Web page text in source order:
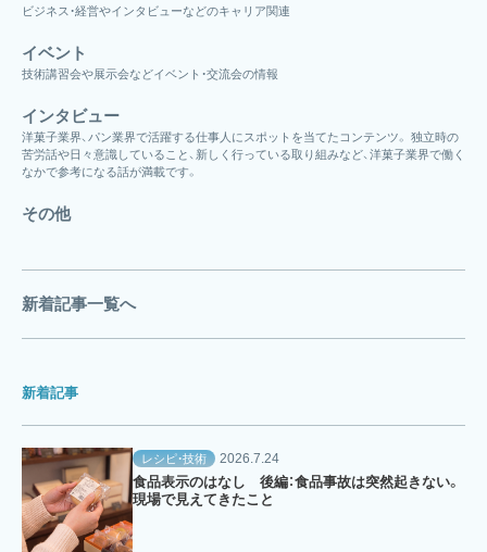
ビジネス・経営やインタビューなどのキャリア関連
イベント
技術講習会や展示会などイベント・交流会の情報
インタビュー
洋菓子業界、パン業界で活躍する仕事人にスポットを当てたコンテンツ。 独立時の
苦労話や日々意識していること、新しく行っている取り組みなど、洋菓子業界で働く
なかで参考になる話が満載です。
その他
新着記事一覧へ
新着記事
レシピ・技術 2026.7.24
食品表示のはなし 後編：食品事故は突然起きない。
現場で見えてきたこと